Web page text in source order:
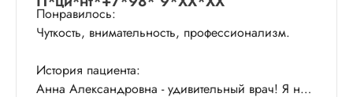
анализы​ и, что для меня было очень важно,
внимательно выслушала всю историю болезни.
мы даже попали в инфекционную больницу.
Анна Александровна назначила правильное
Понравилось:
Чуткость, внимательность, профессионализм.
История пациента:
Анна Александровна - удивительный врач! Я не